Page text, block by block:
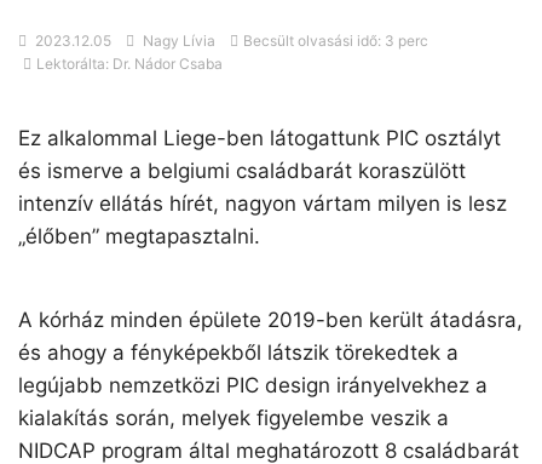
2023.12.05 Nagy Lívia
Becsült olvasási idő: 3 perc
Lektorálta: Dr. Nádor Csaba
Ez alkalommal Liege-ben látogattunk PIC osztályt
és ismerve a belgiumi családbarát koraszülött
intenzív ellátás hírét, nagyon vártam milyen is lesz
„élőben” megtapasztalni.
A kórház minden épülete 2019-ben került átadásra,
és ahogy a fényképekből látszik törekedtek a
legújabb nemzetközi PIC design irányelvekhez a
kialakítás során, melyek figyelembe veszik a
NIDCAP program által meghatározott 8 családbarát